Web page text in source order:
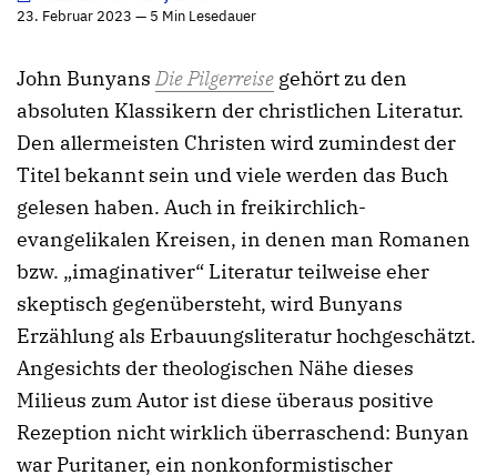
23. Februar 2023 — 5 Min Lesedauer
John BunyansDie Pilgerreise gehört zu den
absoluten Klassikern der christlichen Literatur.
Den allermeisten Christen wird zumindest der
Titel bekannt sein und viele werden das Buch
gelesen haben. Auch in freikirchlich-
evangelikalen Kreisen, in denen man Romanen
bzw. „imaginativer“ Literatur teilweise eher
skeptisch gegenübersteht, wird Bunyans
Erzählung als Erbauungsliteratur hochgeschätzt.
Angesichts der theologischen Nähe dieses
Milieus zum Autor ist diese überaus positive
Rezeption nicht wirklich überraschend: Bunyan
war Puritaner, ein nonkonformistischer